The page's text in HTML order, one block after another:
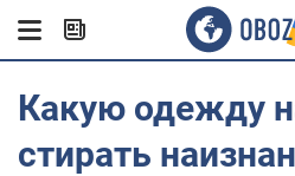
Какую одежду
стирать